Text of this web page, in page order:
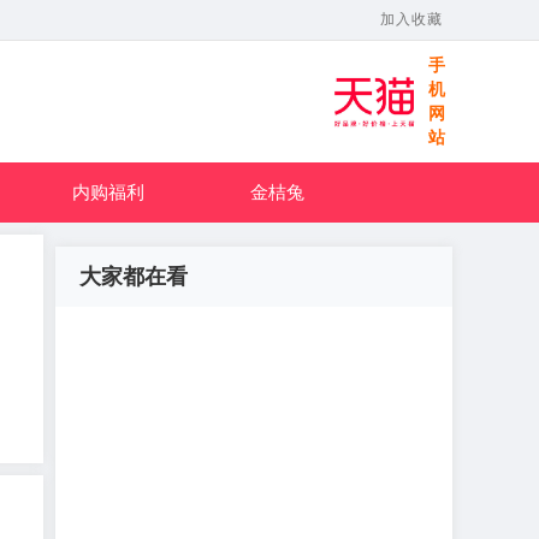
加入收藏
手
机
网
站
内购福利 金桔兔
大家都在看